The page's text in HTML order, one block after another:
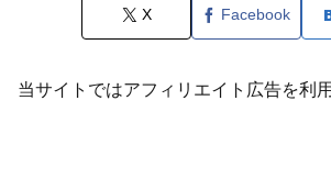
X Facebook
当サイトではアフィリエイト広告を利